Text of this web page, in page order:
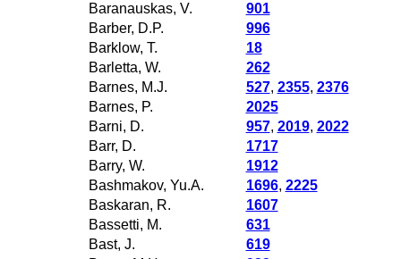
Baranauskas, V.
901
Barber, D.P.
996
Barklow, T.
18
Barletta, W.
262
Barnes, M.J.
527, 2355, 2376
Barnes, P.
2025
Barni, D.
957, 2019, 2022
Barr, D.
1717
Barry, W.
1912
Bashmakov, Yu.A.
1696, 2225
Baskaran, R.
1607
Bassetti, M.
631
Bast, J.
619